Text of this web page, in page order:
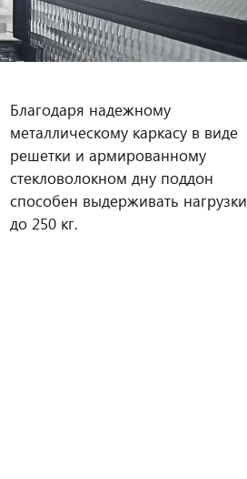
Благодаря надежному
металлическому каркасу в виде
решетки и армированному
стекловолокном дну поддон
способен выдерживать нагрузки
до 250 кг.